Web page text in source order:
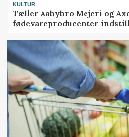
KULTUR
Tæller Aabybro Mejeri og
fødevareproducenter